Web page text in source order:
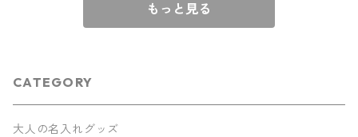
もっと見る
CATEGORY
大人の名入れグッズ